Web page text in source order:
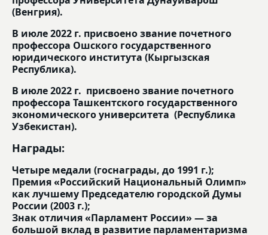
(Венгрия).
В июле 2022 г. присвоено звание почетного
профессора Ошского государственного
юридического института (Кыргызская
Республика).
В июле 2022 г. присвоено звание почетного
профессора Ташкентского государственного
экономического университета (Республика
Узбекистан).
Награды:
Четыре медали (госнаграды, до 1991 г.);
Премия «Российский Национальный Олимп»
как лучшему Председателю городской Думы
России (2003 г.);
Знак отличия «Парламент России» — за
большой вклад в развитие парламентаризма